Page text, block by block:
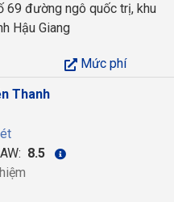
69 đường ngô quốc trị, khu
Hậu Giang
Mức phí
Thanh
8.5